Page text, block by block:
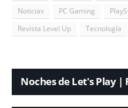
Noticias
PC Gaming
Revista Level Up
Tecnología
Noches de Let's Play |